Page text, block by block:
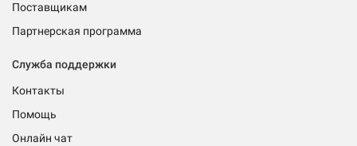
Поставщикам
Партнерская программа
Служба поддержки
Контакты
Помощь
Онлайн чат